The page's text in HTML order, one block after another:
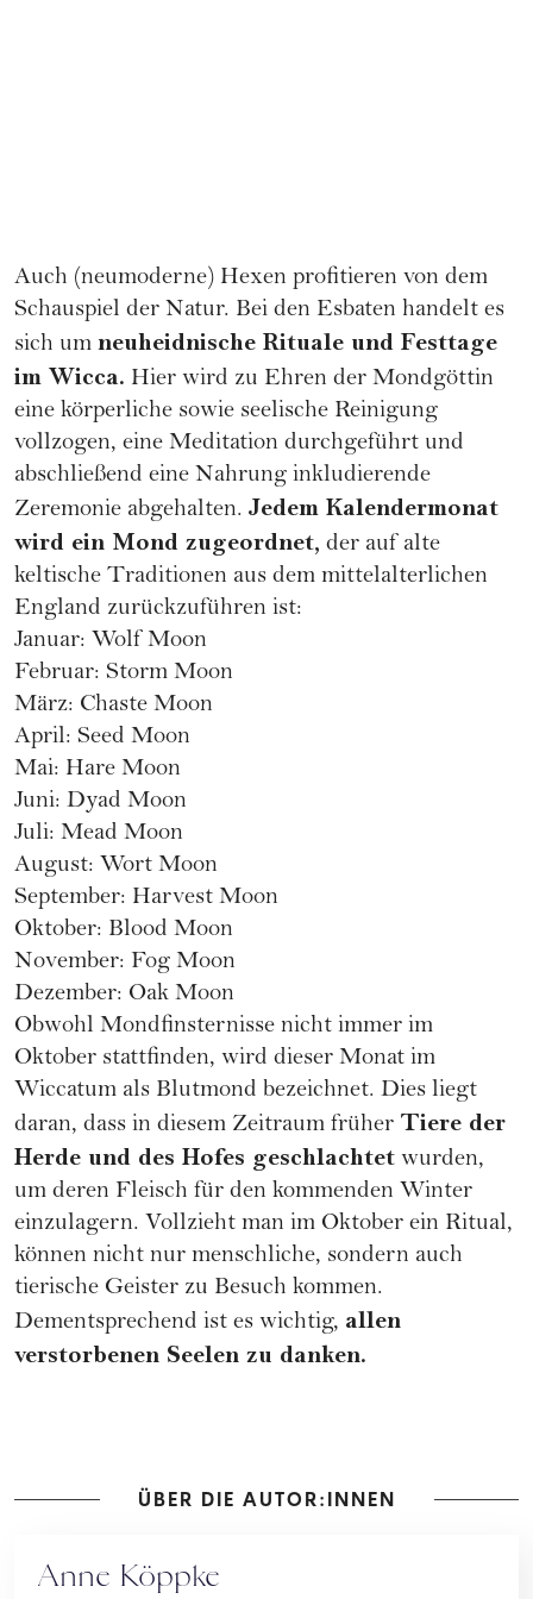
Auch (neumoderne) Hexen profitieren von dem
Schauspiel der Natur. Bei den Esbaten handelt es
sich um neuheidnische Rituale und Festtage
im Wicca. Hier wird zu Ehren der Mondgöttin
eine körperliche sowie seelische Reinigung
vollzogen, eine Meditation durchgeführt und
abschließend eine Nahrung inkludierende
Zeremonie abgehalten. Jedem Kalendermonat
wird ein Mond zugeordnet, der auf alte
keltische Traditionen aus dem mittelalterlichen
England zurückzuführen ist:
Januar: Wolf Moon
Februar: Storm Moon
März: Chaste Moon
April: Seed Moon
Mai: Hare Moon
Juni: Dyad Moon
Juli: Mead Moon
August: Wort Moon
September: Harvest Moon
Oktober: Blood Moon
November: Fog Moon
Dezember: Oak Moon
Obwohl Mondfinsternisse nicht immer im
Oktober stattfinden, wird dieser Monat im
Wiccatum als Blutmond bezeichnet. Dies liegt
daran, dass in diesem Zeitraum früher Tiere der
Herde und des Hofes geschlachtet wurden,
um deren Fleisch für den kommenden Winter
einzulagern. Vollzieht man im Oktober ein Ritual,
können nicht nur menschliche, sondern auch
tierische Geister zu Besuch kommen.
Dementsprechend ist es wichtig, allen
verstorbenen Seelen zu danken.
ÜBER DIE AUTOR:INNEN
Anne Köppke